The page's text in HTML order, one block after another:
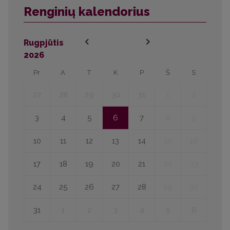
Renginių kalendorius
Rugpjūtis
2026
Pr A T K P Š S
3 4 5 6 7
10 11 12 13 14
17 18 19 20 21
24 25 26 27 28
31